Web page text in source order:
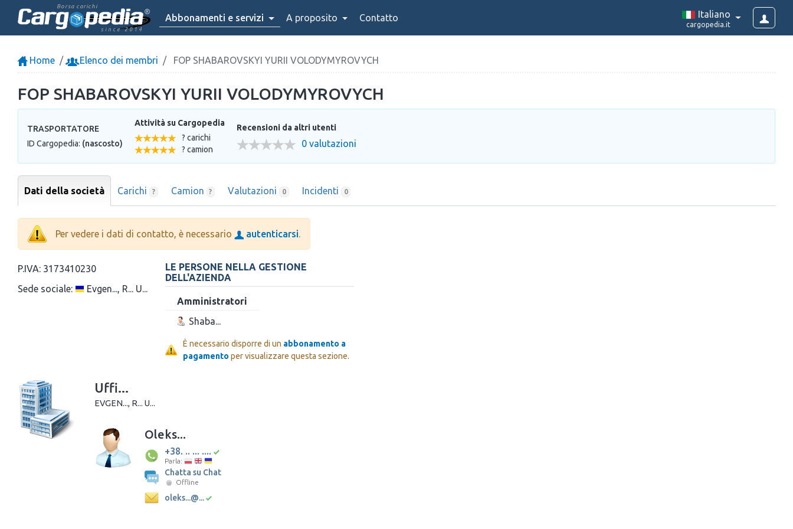
Borsa carichi
since 2014
Abbonamenti e servizi A proposito Contatto Italiano
cargopedia.it
Home Elenco dei membri FOP SHABAROVSKYI YURII VOLODYMYROVYCH
FOP SHABAROVSKYI YURII VOLODYMYROVYCH
TRASPORTATORE
ID Cargopedia: (nascosto)
Attività su Cargopedia
? carichi
? camion
Recensioni da altri utenti
0 valutazioni
Dati della società Carichi ? Camion ? Valutazioni 0 Incidenti 0
Per vedere i dati di contatto, è necessario autenticarsi.
P.IVA: 3173410230
Sede sociale:
Evgen..., R... U...
LE PERSONE NELLA GESTIONE
DELL'AZIENDA
Amministratori
Shaba...
È necessario disporre di un abbonamento a
pagamento per visualizzare questa sezione.
Uffi...
EVGEN..., R... U...
Oleks...
+38. .. ... ....
Parla:
Chatta su Chat
Offline
oleks...@...